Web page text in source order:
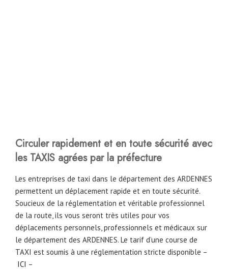
Circuler rapidement et en toute sécurité avec
les TAXIS agrées par la préfecture
Les entreprises de taxi dans le département des ARDENNES
permettent un déplacement rapide et en toute sécurité.
Soucieux de la réglementation et véritable professionnel
de la route, ils vous seront très utiles pour vos
déplacements personnels, professionnels et médicaux sur
le département des ARDENNES. Le tarif d’une course de
TAXI est soumis à une réglementation stricte disponible –
ICI –